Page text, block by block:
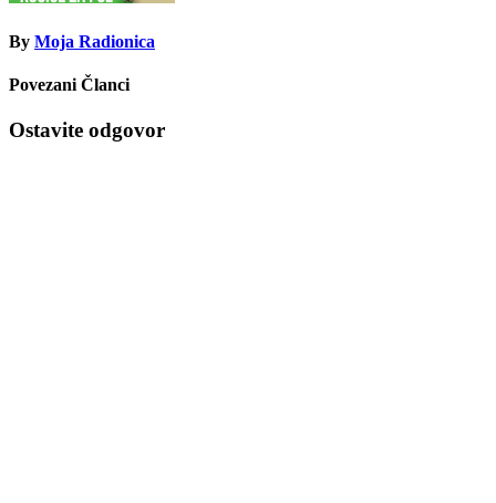
By Moja Radionica
Povezani Članci
Ostavite odgovor